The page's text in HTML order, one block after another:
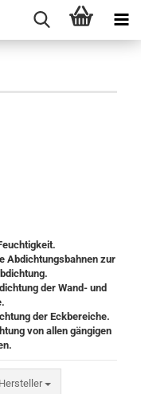
Abdichtungsbahnen zur
der Wand- und
der Eckbereiche.
von allen gängigen